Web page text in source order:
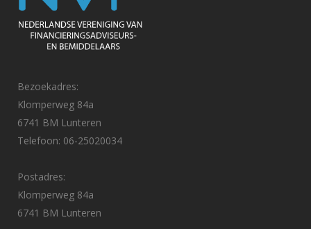
Bezoekadres:
Klomperweg 84a
6741 BM Lunteren
Telefoon: 06-25020034
Postadres:
Klomperweg 84a
6741 BM Lunteren